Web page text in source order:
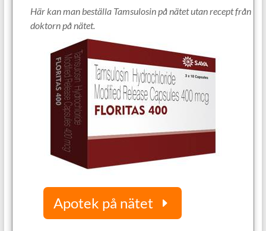
Här kan man beställa Tamsulosin på nätet utan recept från
doktorn på nätet.
Apotek på nätet